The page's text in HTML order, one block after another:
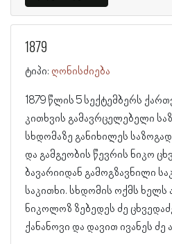
1879
ტიპი: ღონისძიება
1879 წლის 5 სექტემბერს
კითხვის გამავრცელებელი
სხდომაზე განიხილეს
და გამგეობის წევრის ნიკო
ბავარიიდან გამოგზავნილი
საკითხი. სხდომის ოქმს ხელს
ნიკოლოზ ზებედეს ძე
ქანანოვი და დავით ივანეს